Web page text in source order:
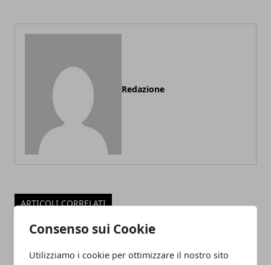
Consenso sui Cookie
Utilizziamo i cookie per ottimizzare il nostro sito
Redazione
ARTICOLI CORRELATI